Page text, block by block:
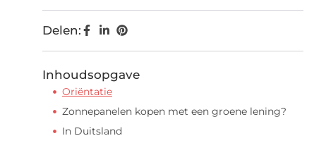
Delen:
Inhoudsopgave
Oriëntatie
Zonnepanelen kopen met een groene lening?
In Duitsland